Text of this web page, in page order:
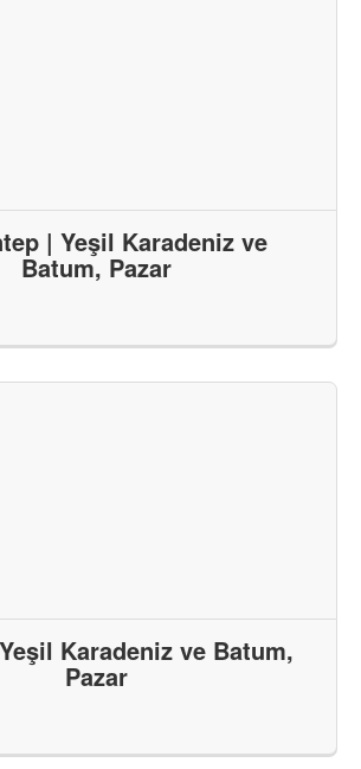
| Yeşil Karadeniz ve
Batum, Pazar
Karadeniz ve Batum,
Pazar